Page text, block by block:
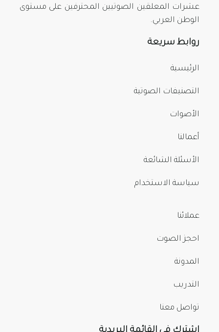
عشرات المعلقين الصوتيين المحترفين على مستوى
الوطن العربي.
روابط سريعة
الرئيسية
التصنيفات الصوتية
الأصوات
أعمالنا
الأسئلة الشائعة
سياسة الاستخدام
عملائنا
احجز الصوت
المدونة
التدريب
تواصل معنا